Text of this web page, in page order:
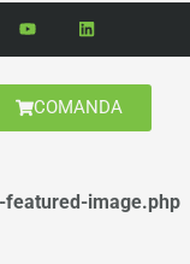
COMANDA
image.php